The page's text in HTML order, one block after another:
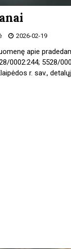
2026-02-19
apie
0002:244; 5528/
r. sav.,